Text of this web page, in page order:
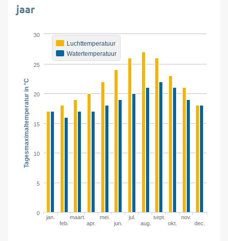
jaar
Tagesmaximaltemperatur in °C
Luchttemperatuur
Watertemperatuur
jan.
feb.
maart.
apr.
mei.
jun.
jul.
aug.
sept.
okt.
nov.
dec.
0
5
10
15
20
25
30